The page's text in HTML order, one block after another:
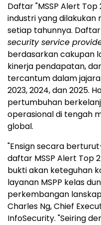
Daftar "MSSP Alert
industri yang dilakukan
setiap tahunnya.
security service
berdasarkan cakupan
kinerja pendapatan,
tercantum dalam
2023, 2024, dan 2025.
pertumbuhan
operasional di tengah
global.
"Ensign secara
daftar MSSP Alert Top
bukti akan keteguhan
layanan MSPP kelas
perkembangan
Charles Ng, Chief
InfoSecurity. "Seiring